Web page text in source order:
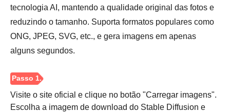
tecnologia AI, mantendo a qualidade original das fotos e
reduzindo o tamanho. Suporta formatos populares como
ONG, JPEG, SVG, etc., e gera imagens em apenas
alguns segundos.
Visite o site oficial e clique no botão "Carregar imagens".
Escolha a imagem de download do Stable Diffusion e